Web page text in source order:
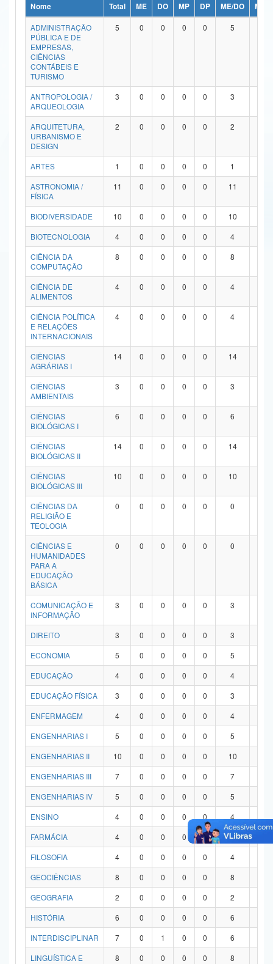
Ministério da Ciência, Tecnologia, Inovações e Comunicações
Ministério do Meio Ambiente
Ministério do Turismo
Ministério do Desenvolvimento Regional
Controladoria-Geral da União
Ministério da Mulher, da Família e dos Direitos Humanos
Secretaria de Governo
Advocacia-Geral da União
Banco Central do Brasil
Nome Total ME DO MP DP ME/DO
MP/
ADMINISTRAÇÃO
PÚBLICA E DE
EMPRESAS,
CIÊNCIAS
CONTÁBEIS E
TURISMO
5 0 0 0 0 5
ANTROPOLOGIA /
ARQUEOLOGIA
3 0 0 0 0 3
ARQUITETURA,
URBANISMO E
DESIGN
2 0 0 0 0 2
ARTES 1 0 0 0 0 1
ASTRONOMIA /
FÍSICA
11 0 0 0 0 11
BIODIVERSIDADE 10 0 0 0 0 10
BIOTECNOLOGIA
4 0 0 0 0 4
CIÊNCIA DA
COMPUTAÇÃO
8 0 0 0 0 8
CIÊNCIA DE
ALIMENTOS
4 0 0 0 0 4
CIÊNCIA POLÍTICA
E RELAÇÕES
INTERNACIONAIS
4 0 0 0 0 4
CIÊNCIAS
AGRÁRIAS I
14 0 0 0 0 14
CIÊNCIAS
AMBIENTAIS
3 0 0 0 0 3
CIÊNCIAS
BIOLÓGICAS I
6 0 0 0 0 6
CIÊNCIAS
BIOLÓGICAS II
14 0 0 0 0 14
CIÊNCIAS
BIOLÓGICAS III
10 0 0 0 0 10
CIÊNCIAS DA
RELIGIÃO E
TEOLOGIA
0 0 0 0 0 0
CIÊNCIAS E
HUMANIDADES
PARA A
EDUCAÇÃO
BÁSICA
0 0 0 0 0 0
COMUNICAÇÃO E
INFORMAÇÃO
3 0 0 0 0 3
DIREITO 3 0 0 0 0 3
ECONOMIA
5 0 0 0 0 5
EDUCAÇÃO
4 0 0 0 0 4
EDUCAÇÃO FÍSICA
3 0 0 0 0 3
ENFERMAGEM
4 0 0 0 0 4
ENGENHARIAS I
5 0 0 0 0 5
ENGENHARIAS II
10 0 0 0 0 10
ENGENHARIAS III
7 0 0 0 0 7
ENGENHARIAS IV
5 0 0 0 0 5
ENSINO
4 0 0 0 0 4
FARMÁCIA
4 0 0 0 0 4
FILOSOFIA
4 0 0 0 0 4
GEOCIÊNCIAS
8 0 0 0 0 8
GEOGRAFIA
2 0 0 0 0 2
HISTÓRIA
6 0 0 0 0 6
INTERDISCIPLINAR
7 0 1 0 0 6
LINGUÍSTICA E
8 0 0 0 0 8